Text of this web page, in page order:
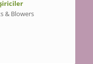
& Blowers